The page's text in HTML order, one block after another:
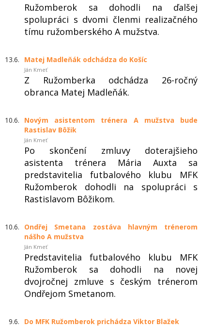
Ružomberok sa dohodli na ďalšej
spolupráci s dvomi členmi realizačného
tímu ružomberského A mužstva.
13.6. Matej Madleňák odchádza do Košíc
Ján Kmeť
Z Ružomberka odchádza 26-ročný
obranca Matej Madleňák.
10.6.
Novým asistentom trénera A mužstva bude
Rastislav Bôžik
Ján Kmeť
Po skončení zmluvy doterajšieho
asistenta trénera Mária Auxta sa
predstavitelia futbalového klubu MFK
Ružomberok dohodli na spolupráci s
Rastislavom Bôžikom.
10.6.
Ondřej Smetana zostáva hlavným trénerom
nášho A mužstva
Ján Kmeť
Predstavitelia futbalového klubu MFK
Ružomberok sa dohodli na novej
dvojročnej zmluve s českým trénerom
Ondřejom Smetanom.
9.6. Do MFK Ružomberok prichádza Viktor Blažek